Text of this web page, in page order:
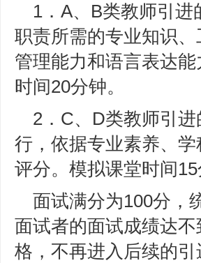
1．A、B类教师引
职责所需的专业知识
管理能力和语言表达
时间20分钟。
2．C、D类教师引
行，依据专业素养、
评分。模拟课堂时间
面试满分为100分，
面试者的面试成绩达
格，不再进入后续的引